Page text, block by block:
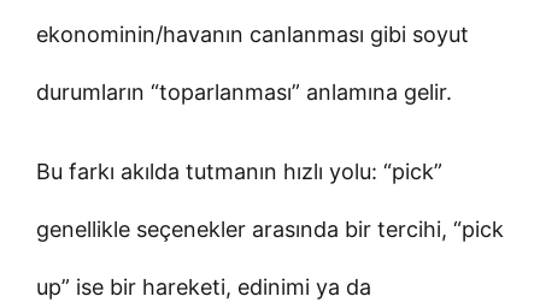
ekonominin/havanın canlanması gibi soyut
durumların “toparlanması” anlamına gelir.
Bu farkı akılda tutmanın hızlı yolu: “pick”
genellikle seçenekler arasında bir tercihi, “pick
up” ise bir hareketi, edinimi ya da